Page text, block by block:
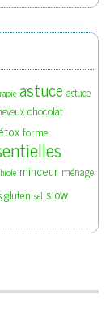
astuce astuce
chocolat
forme
minceur ménage
gluten sel slow